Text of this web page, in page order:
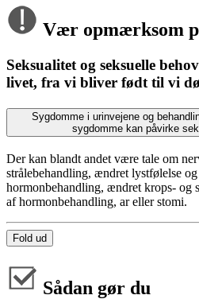
Vær opmærksom
Seksualitet og seksuelle
livet, fra vi bliver født til vi
Sygdomme i urinvejene og
sygdomme kan påvirke
Der kan blandt andet være tale om
strålebehandling, ændret lystfølelse
hormonbehandling, ændret krops- og
af hormonbehandling, ar eller stomi.
Fold ud
Sådan gør du